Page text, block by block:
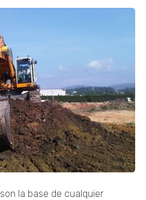
son la base de cualquier